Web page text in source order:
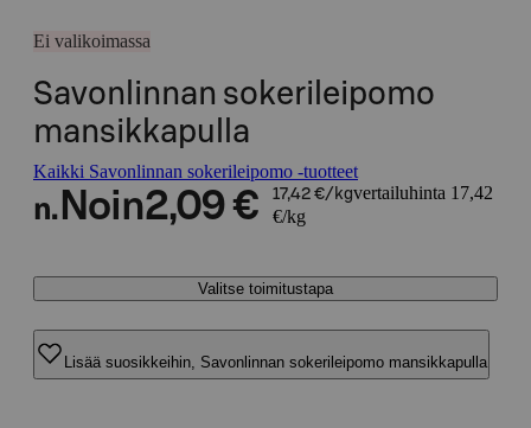
Ei valikoimassa
Savonlinnan sokerileipomo
mansikkapulla
Kaikki Savonlinnan sokerileipomo -tuotteet
n. Noin2,09 € 17,42 €/kgvertailuhinta 17,42
€/kg
Valitse toimitustapa
Lisää suosikkeihin, Savonlinnan sokerileipomo mansikkapulla